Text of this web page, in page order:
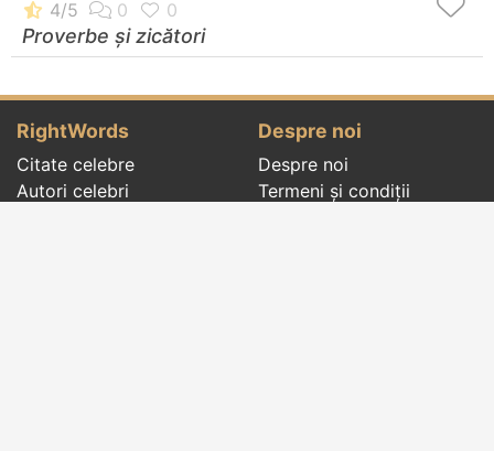
Proverbe și zicători
RightWords
Citate celebre
Autori celebri
Despre noi
Despre noi
Termeni și condiții